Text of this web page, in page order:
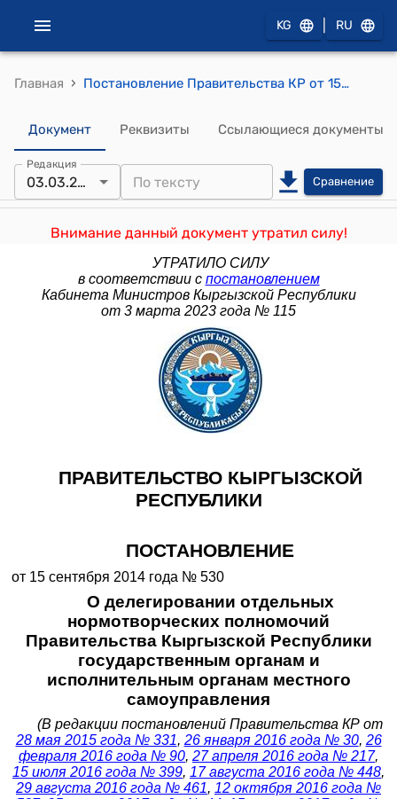
KG RU
Главная › Постановление Правительства КР от 15 сентября 2014 года № 530 "О делегировании отдельных нормотворческих полномочий Правительства Кыргызской Республики ряду государственных органов исполнительной власти"
Документ Реквизиты Ссылающиеся документы
Редакция
03.03.2023 Сравнение
Внимание данный документ утратил силу!